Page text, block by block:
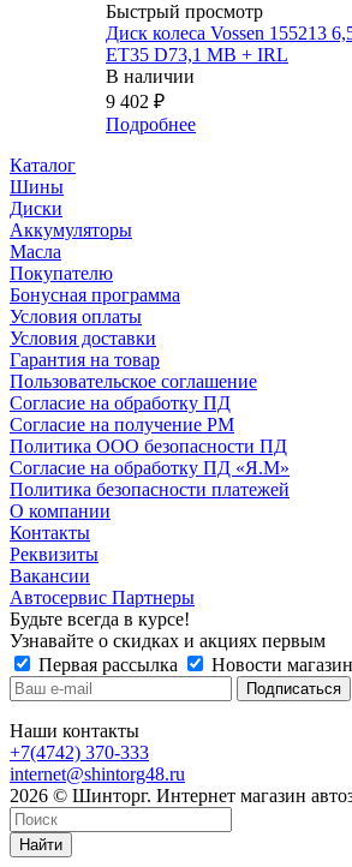
Быстрый просмотр
Диск колеса Vossen 155213
ET35 D73,1 MB + IRL
В наличии
9 402 ₽
Подробнее
Каталог
Шины
Диски
Аккумуляторы
Масла
Покупателю
Бонусная программа
Условия оплаты
Условия доставки
Гарантия на товар
Пользовательское соглашение
Согласие на обработку ПД
Согласие на получение РМ
Политика ООО безопасности ПД
Согласие на обработку ПД «Я.М»
Политика безопасности платежей
О компании
Контакты
Реквизиты
Вакансии
Автосервис Партнеры
Будьте всегда в курсе!
Узнавайте о скидках и акциях первым
Первая рассылка
Новости
Наши контакты
+7(4742) 370-333
internet@shintorg48.ru
2026 © Шинторг. Интернет магазин
Найти